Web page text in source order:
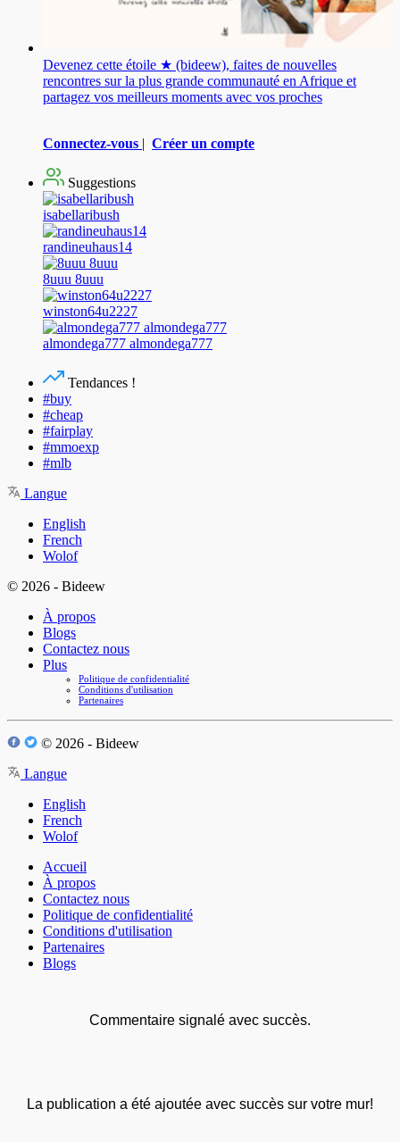
Devenez cette étoile ★ (bideew), faites de nouvelles
rencontres sur la plus grande communauté en Afrique et
partagez vos meilleurs moments avec vos proches
Connectez-vous | Créer un compte
Suggestions
isabellaribush
randineuhaus14
8uuu 8uuu
winston64u2227
almondega777 almondega777
Tendances !
#buy
#cheap
#fairplay
#mmoexp
#mlb
Langue
English
French
Wolof
© 2026 - Bideew
À propos
Blogs
Contactez nous
Plus
Politique de confidentialité
Conditions d'utilisation
Partenaires
© 2026 - Bideew
Langue
English
French
Wolof
Accueil
À propos
Contactez nous
Politique de confidentialité
Conditions d'utilisation
Partenaires
Blogs
Commentaire signalé avec succès.
La publication a été ajoutée avec succès sur votre mur!